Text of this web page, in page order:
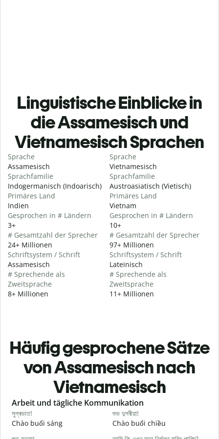
Linguistische Einblicke in
die Assamesisch und
Vietnamesisch Sprachen
Sprache
Assamesisch
Sprachfamilie
Indogermanisch (Indoarisch)
Primäres Land
Indien
Gesprochen in # Ländern
3+
# Gesamtzahl der Sprecher
24+ Millionen
Schriftsystem / Schrift
Assamesisch
# Sprechende als
Zweitsprache
8+ Millionen
Sprache
Vietnamesisch
Sprachfamilie
Austroasiatisch (Vietisch)
Primäres Land
Vietnam
Gesprochen in # Ländern
10+
# Gesamtzahl der Sprecher
97+ Millionen
Schriftsystem / Schrift
Lateinisch
# Sprechende als
Zweitsprache
11+ Millionen
Häufig gesprochene Sätze
von Assamesisch nach
Vietnamesisch
Slide 1 of 6
Arbeit und tägliche Kommunikation
সুপ্ৰভাত!
Chào buổi sáng
শুভ দুপৰীয়া!
Chào buổi chiều